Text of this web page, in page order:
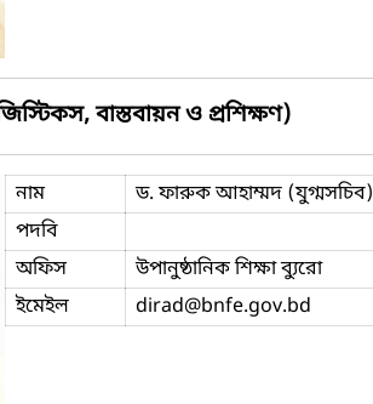
বাস্তবায়ন ও প্রশিক্ষণ)
নাম
ড. ফারুক আহাম্মদ (যুগ্মসচিব)
পদবি
অফিস
উপানুষ্ঠানিক শিক্ষা ব্যুরো
ইমেইল
dirad@bnfe.gov.bd